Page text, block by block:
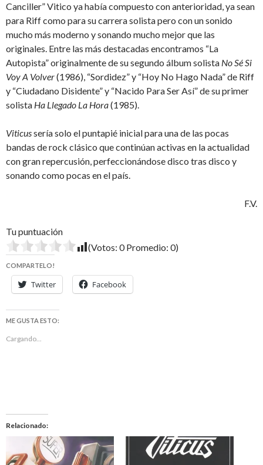
Canciller” Vitico ya había compuesto con anterioridad, ya sean
para Riff como para su carrera solista pero con un sonido
mucho más moderno y sonando mucho mejor que las
originales. Entre las más destacadas encontramos “La
Autopista” originalmente de su segundo álbum solista No Sé Si
Voy A Volver(1986), “Sordidez” y “Hoy No Hago Nada” de Riff
y “Ciudadano Disidente” y “Nacido Para Ser Así” de su primer
solista Ha Llegado La Hora(1985).
Viticussería solo el puntapié inicial para una de las pocas
bandas de rock clásico que continúan activas en la actualidad
con gran repercusión, perfeccionándose disco tras disco y
sonando como pocas en el país.
F.V.
Tu puntuación
(Votos: 0Promedio: 0)
COMPARTELO!
Twitter Facebook
ME GUSTA ESTO:
Cargando...
Relacionado